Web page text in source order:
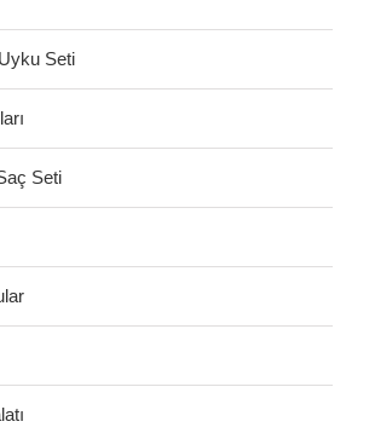
Seti
Seti